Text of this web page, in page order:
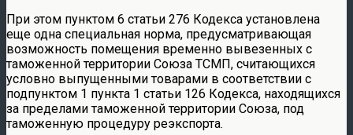
При этом пунктом 6 статьи 276 Кодекса установлена
еще одна специальная норма, предусматривающая
возможность помещения временно вывезенных с
таможенной территории Союза ТСМП, считающихся
условно выпущенными товарами в соответствии с
подпунктом 1 пункта 1 статьи 126 Кодекса, находящихся
за пределами таможенной территории Союза, под
таможенную процедуру реэкспорта.